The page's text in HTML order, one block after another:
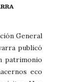
General
publicó
patrimonio
eco